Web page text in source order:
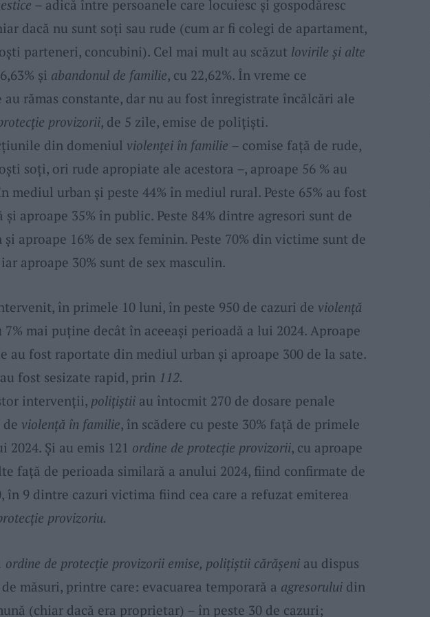
– adică între persoanele care locuiesc și gospodăresc
dacă nu sunt soți sau rude (cum ar fi colegi de apartament,
parteneri, concubini). Cel mai mult au scăzut lovirile și alte
și abandonul de familie, cu 22,62%. În vreme ce
rămas constante, dar nu au fost înregistrate încălcări ale
provizorii, de 5 zile, emise de polițiști.
din domeniul violenței în familie – comise față de rude,
soți, ori rude apropiate ale acestora –, aproape 56 % au
mediul urban și peste 44% în mediul rural. Peste 65% au fost
și aproape 35% în public. Peste 84% dintre agresori sunt de
și aproape 16% de sex feminin. Peste 70% din victime sunt de
aproape 30% sunt de sex masculin.
în primele 10 luni, în peste 950 de cazuri de violență
7% mai puține decât în aceeași perioadă a lui 2024. Aproape
au fost raportate din mediul urban și aproape 300 de la sate.
fost sesizate rapid, prin 112.
intervenții, polițiștiiau întocmit 270 de dosare penale
violență în familie, în scădere cu peste 30% față de primele
2024. Și au emis 121 ordine de protecție provizorii, cu aproape
față de perioada similară a anului 2024, fiind confirmate de
în 9 dintre cazuri victima fiind cea care a refuzat emiterea
provizoriu.
ordine de protecție provizorii emise, polițiștii cărășeniau dispus
măsuri, printre care: evacuarea temporară a agresoruluidin
(chiar dacă era proprietar) – în peste 30 de cazuri;